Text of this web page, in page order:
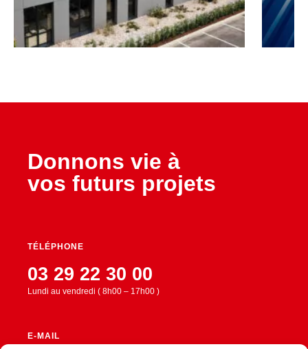
Donnons vie à
vos futurs projets
TÉLÉPHONE
03 29 22 30 00
Lundi au vendredi ( 8h00 – 17h00 )
E-MAIL